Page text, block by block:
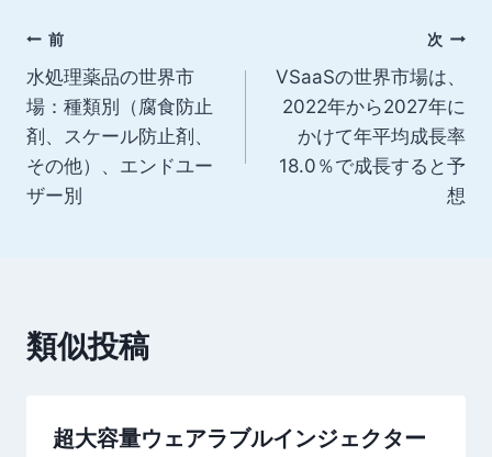
投
稿
ナ
ビ
シ
ョ
前
水処理薬品の世界市
場：種類別（腐食防止
剤、スケール防止剤、
その他）、エンドユー
ザー別
次
VSaaSの世界市場は、
2022年から2027年に
かけて年平均成長率
18.0％で成長すると予
想
類似投稿
超大容量ウェアラブルインジェクター